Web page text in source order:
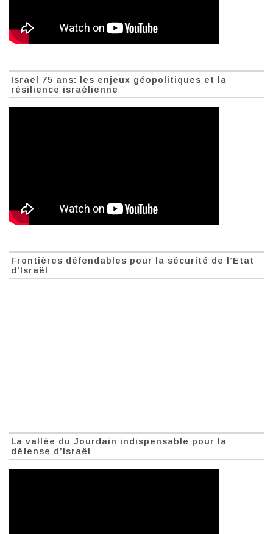
Israël 75 ans: les enjeux géopolitiques et la
résilience israélienne
Frontières défendables pour la sécurité de l’Etat
d’Israël
La vallée du Jourdain indispensable pour la
défense d’Israël